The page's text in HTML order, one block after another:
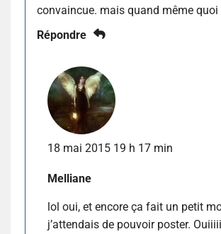
convaincue. mais quand même quoi
Répondre
18 mai 2015 19 h 17 min
Melliane
lol oui, et encore ça fait un petit
j’attendais de pouvoir poster.